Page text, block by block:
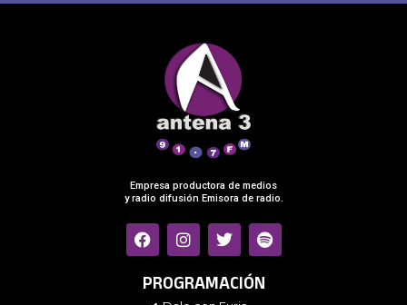
Empresa productora de medios
y radio difusión Emisora de radio.
F
a
e
I
n
t
T
w
t
S
p
t
PROGRAMACIÓN